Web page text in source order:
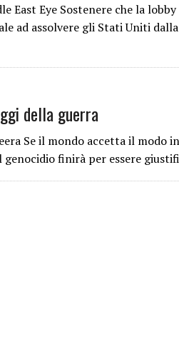
East Eye Sostenere che la
ad assolvere gli Stati Uniti
della guerra
Se il mondo accetta il modo
finirà per essere